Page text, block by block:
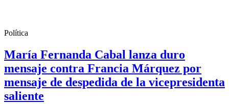
Política
María Fernanda Cabal lanza duro
mensaje contra Francia Márquez por
mensaje de despedida de la vicepresidenta
saliente